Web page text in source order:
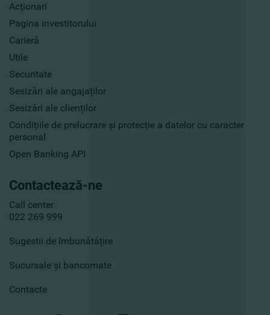
Acţionari
Pagina investitorului
Carieră
Utile
Securitate
Sesizări ale angajaților
Sesizări ale clienților
Condițiile de prelucrare și protecție a datelor cu caracter
personal
Open Banking API
Contactează-ne
Call center
022 269 999
Sugestii de îmbunătățire
Sucursale și bancomate
Contacte